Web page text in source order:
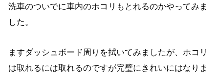
洗車のついでに車内のホコリもとれるのかやってみま
した。
ますダッシュボード周りを拭いてみましたが、ホコリ
は取れるには取れるのですが完璧にきれいにはなりま